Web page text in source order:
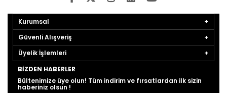
Kurumsal
Güvenli Alışveriş
Üyelik İşlemleri
BIZDEN HABERLER
Bültenimize üye olun! Tüm indirim ve fırsatlardan ilk sizin
haberiniz olsun !